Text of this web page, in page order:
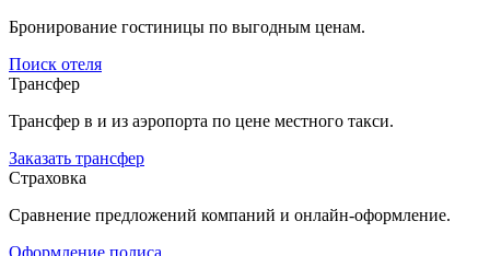
Бронирование гостиницы по выгодным ценам.
Поиск отеля
Трансфер
Трансфер в и из аэропорта по цене местного такси.
Заказать трансфер
Страховка
Сравнение предложений компаний и онлайн-оформление.
Оформление полиса